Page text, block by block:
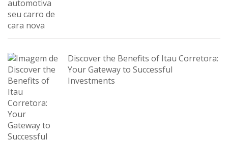
Discover the Benefits of Itau Corretora:
Your Gateway to Successful
Investments